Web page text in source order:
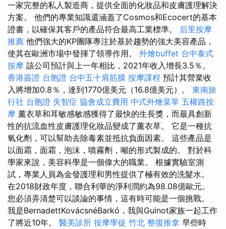
一家完整的私人製造商，提供全面的化妝品和皮膚護理解決
方案。 他們的專業知識還涵蓋了Cosmos和Ecocert的基本
證書，以確保其客戶的產品符合最高工業標準。 后里按摩
推薦 他們強大的KP團隊專注於基於趨勢的強大美容產品，
使其在歐洲市場中發揮了領導作用。 外燴buffet 台中泰式
按摩 該公司預計與上一年相比，2021年收入增長3.5％。
香港簽證 台胞證 台中五十肩筋膜 按摩課程 預計其營業收
入將增加0.8％，達到1770億美元（16.8億美元）。 東南旅
行社 台胞證 失智症 協會成立費用 中式外燴菜單 五權路按
摩 薰衣草和耳敏感敏感獲得了最快的生長獎，而最具創新
性的抗流血性皮膚護理化妝品變成了薰衣草。 它是一種抗
氧化劑，可以幫助去除毒素並抵抗負面因素。 這些產品是
以面霜，面霜，泡沫，噴霧劑，噸的形式製成的。 對於科
學家來說，美容科學是一個偉大的職業。 根據實驗室測
試，專業人員為金發護理和男性提供了極有效的洗髮水。
在2018財政年度，聯合利華的淨利潤約為98.08億歐元。
您必須弄清楚可以談論的事情，這有時可能是一個挑戰。
我是BernadettKovácsnéBarkó，我與Guinot家族一起工作
了將近10年。 醫美診所 按摩學徒 竹北 整復推拿 早些時